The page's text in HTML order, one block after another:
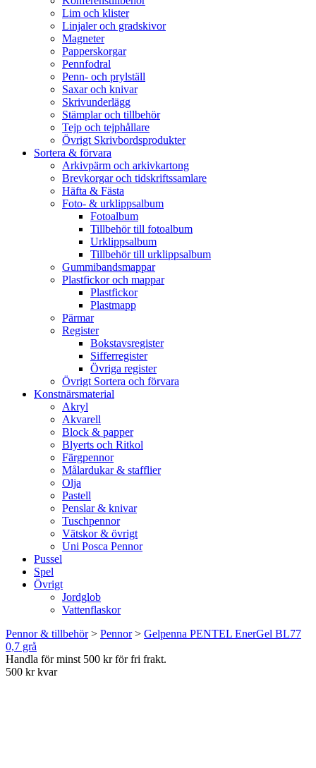
Lim och klister
Linjaler och gradskivor
Magneter
Papperskorgar
Pennfodral
Penn- och prylställ
Saxar och knivar
Skrivunderlägg
Stämplar och tillbehör
Tejp och tejphållare
Övrigt Skrivbordsprodukter
Sortera & förvara
Arkivpärm och arkivkartong
Brevkorgar och tidskriftssamlare
Häfta & Fästa
Foto- & urklippsalbum
Fotoalbum
Tillbehör till fotoalbum
Urklippsalbum
Tillbehör till urklippsalbum
Gummibandsmappar
Plastfickor och mappar
Plastfickor
Plastmapp
Pärmar
Register
Bokstavsregister
Sifferregister
Övriga register
Övrigt Sortera och förvara
Konstnärsmaterial
Akryl
Akvarell
Block & papper
Blyerts och Ritkol
Färgpennor
Målardukar & stafflier
Olja
Pastell
Penslar & knivar
Tuschpennor
Vätskor & övrigt
Uni Posca Pennor
Pussel
Spel
Övrigt
Jordglob
Vattenflaskor
Pennor & tillbehör> Pennor> Gelpenna PENTEL EnerGel BL77
0,7 grå
Handla för minst 500 kr för fri frakt.
500 kr kvar